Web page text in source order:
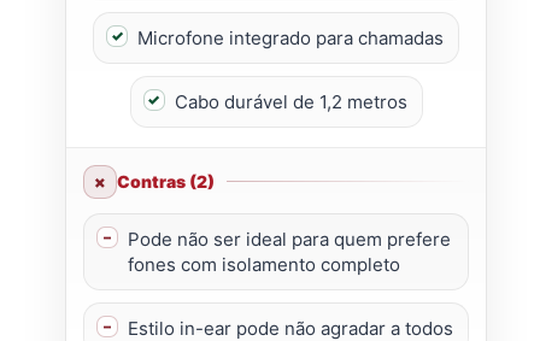
Microfone integrado para chamadas
Cabo durável de 1,2 metros
Contras (2)
Pode não ser ideal para quem prefere
fones com isolamento completo
Estilo in-ear pode não agradar a todos